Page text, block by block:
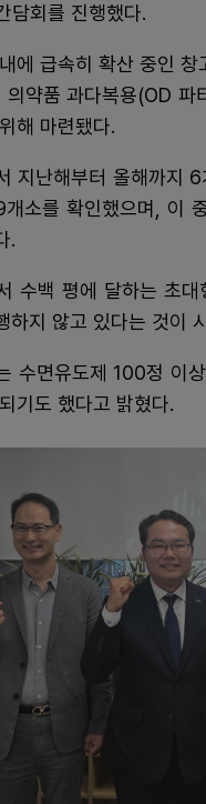
담회를 진행했다.
에 급속히 확산 중인
약품 과다복용(OD
해 마련됐다.
지난해부터 올해까지
개소를 확인했으며, 이
.
수백 평에 달하는 초
하지 않고 있다는 것이
수면유도제 100정 이
기도 했다고 밝혔다.